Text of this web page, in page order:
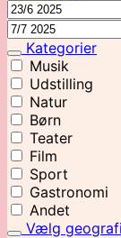
Kategorier
Musik
Udstilling
Natur
Børn
Teater
Film
Sport
Gastronomi
Andet
Vælg geografi